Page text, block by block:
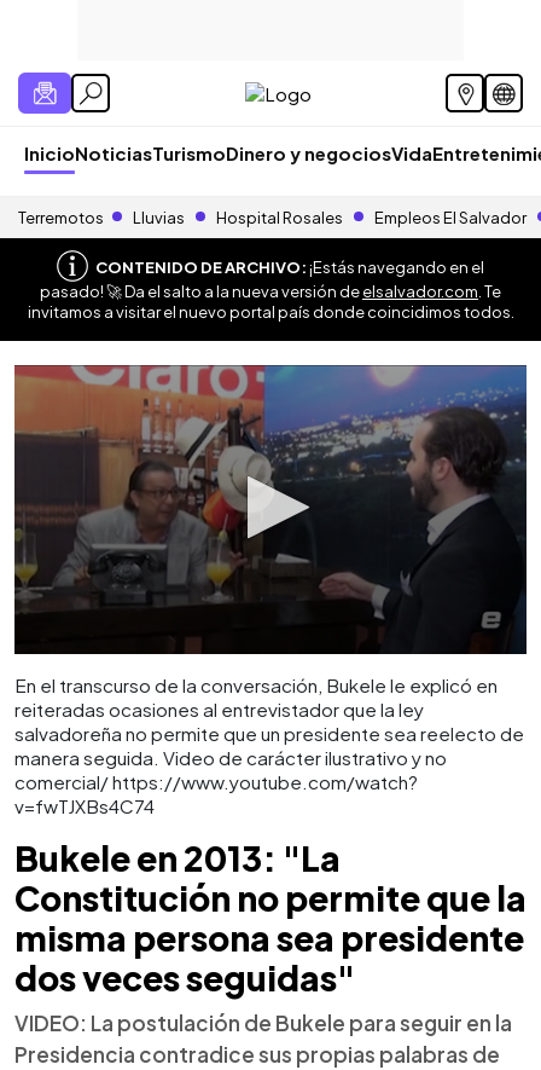
InicioNoticiasTurismoDinero y negociosVida
Terremotos Lluvias Hospital Rosales Empleos El Salvador
CONTENIDO DE ARCHIVO:¡Estás navegando en el
pasado! 🚀 Da el salto a la nueva versión deelsalvador.com . Te
invitamos a visitar el nuevo portal país donde coincidimos todos.
En el transcurso de la conversación, Bukele le explicó en
reiteradas ocasiones al entrevistador que la ley
salvadoreña no permite que un presidente sea reelecto de
manera seguida. Video de carácter ilustrativo y no
comercial/ https://www.youtube.com/watch?
v=fwTJXBs4C74
Bukele en 2013: "La
Constitución no permite que la
misma persona sea presidente
dos veces seguidas"
VIDEO: La postulación de Bukele para seguir en la
Presidencia contradice sus propias palabras de